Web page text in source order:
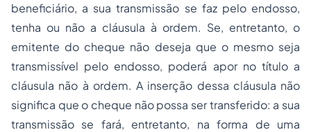
beneficiário, a sua transmissão se faz pelo endosso,
tenha ou não a cláusula à ordem. Se, entretanto, o
emitente do cheque não deseja que o mesmo seja
transmissível pelo endosso, poderá apor no título a
cláusula não à ordem. A inserção dessa cláusula não
significa que o cheque não possa ser transferido: a sua
transmissão se fará, entretanto, na forma de uma